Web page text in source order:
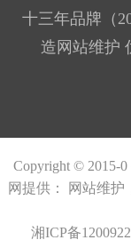
十三年品牌（
造网站维护
Copyright © 2015-
网提供：
网站维护
湘ICP备